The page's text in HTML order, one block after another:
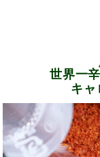
世界一
キャ